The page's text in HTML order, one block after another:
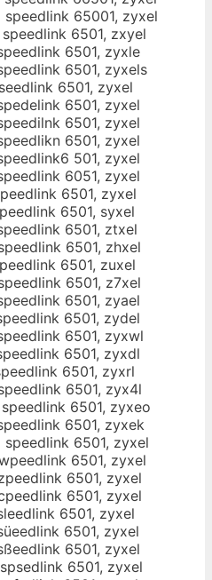
65001, zyxel
6501, zxyel
6501, zyxle
6501, zyxels
6501, zyxel
6501, zyxel
6501, zyxel
6501, zyxel
501, zyxel
6051, zyxel
6501, zyxel
6501, syxel
6501, ztxel
6501, zhxel
6501, zuxel
6501, z7xel
6501, zyael
6501, zydel
6501, zyxwl
6501, zyxdl
6501, zyxrl
6501, zyx4l
6501, zyxeo
6501, zyxek
6501, zyxel
6501, zyxel
6501, zyxel
6501, zyxel
6501, zyxel
6501, zyxel
6501, zyxel
6501, zyxel